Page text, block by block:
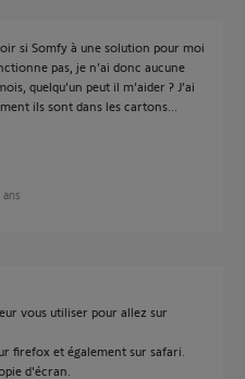
si Somfy à une solution pour moi
pas, je n’ai donc aucune
quelqu’un peut il m’aider ? J’ai
ils sont dans les cartons...
ans
vous utiliser pour allez sur
firefox et également sur safari.
d'écran.